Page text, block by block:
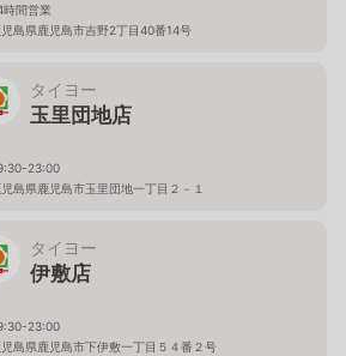
時間営業
児島県鹿児島市吉野2丁目40番14号
タイヨー
玉里団地店
23:00
児島県鹿児島市玉里団地一丁目２－１
タイヨー
伊敷店
23:00
児島県鹿児島市下伊敷一丁目５４番２号